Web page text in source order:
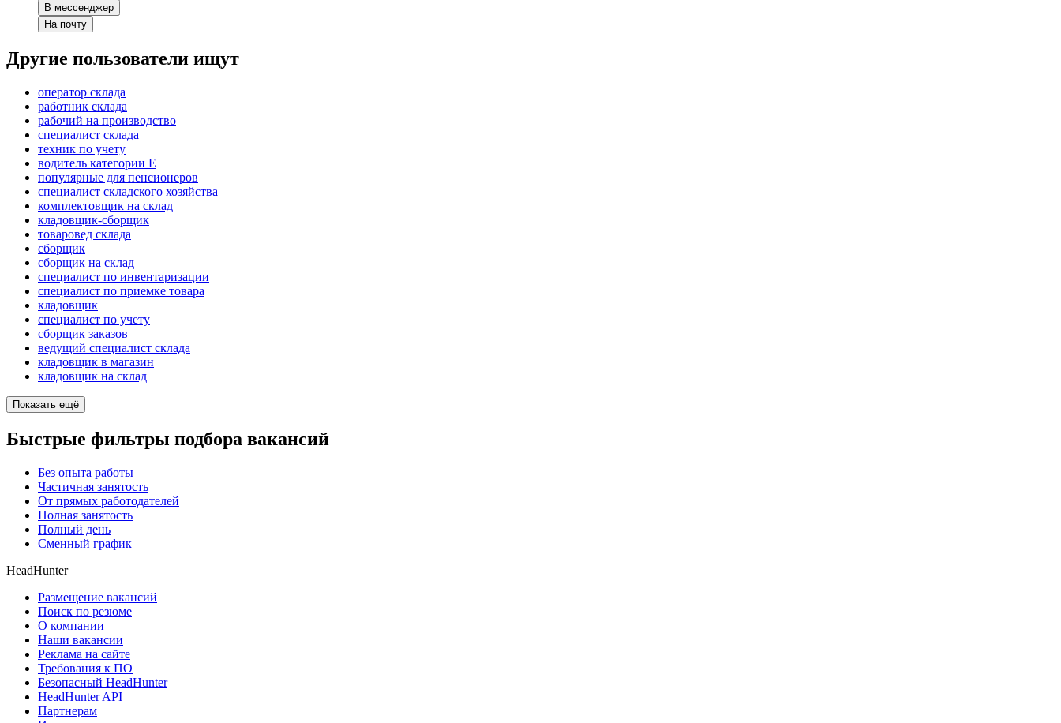
В мессенджер
На почту
Другие пользователи ищут
оператор склада
работник склада
рабочий на производство
специалист склада
техник по учету
водитель категории E
популярные для пенсионеров
специалист складского хозяйства
комплектовщик на склад
кладовщик-сборщик
товаровед склада
сборщик
сборщик на склад
специалист по инвентаризации
специалист по приемке товара
кладовщик
специалист по учету
сборщик заказов
ведущий специалист склада
кладовщик в магазин
кладовщик на склад
Показать ещё
Быстрые фильтры подбора вакансий
Без опыта работы
Частичная занятость
От прямых работодателей
Полная занятость
Полный день
Сменный график
HeadHunter
Размещение вакансий
Поиск по резюме
О компании
Наши вакансии
Реклама на сайте
Требования к ПО
Безопасный HeadHunter
HeadHunter API
Партнерам